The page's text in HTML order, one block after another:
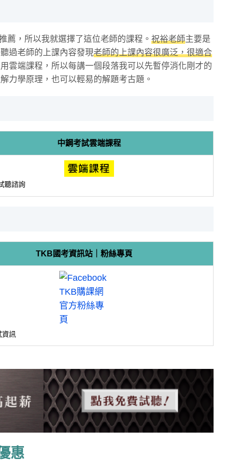
薦，所以我就選擇了這位老師的課程。 祝裕老師主要是
過老師的上課內容發現老師的上課內容很廣泛，很適合
雲端課程，所以每講一個段落我可以先暫停消化剛才的
力學原理，也可以輕易的解題考古題。
中鋼考試雲端課程
聽諮詢
TKB國考資訊站｜粉絲專頁
訊
惠